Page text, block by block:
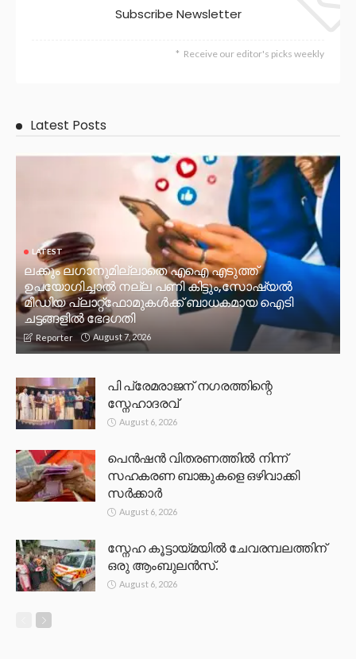
Subscribe Newsletter
Receive our editor's picks weekly
Latest Posts
LATEST
ലക്കും ലഗാനുമില്ലാതെ എഐ എടുത്ത്
ഉപയോഗിച്ചാല്‍ നല്ല പണി കിട്ടും,സോഷ്യല്‍
മീഡിയ പ്ലാറ്റ്‌ഫോമുകള്‍ക്ക് ബാധകമായ ഐടി
ചട്ടങ്ങളില്‍ ഭേദഗതി
Reporter August 7, 2026
പി പ്രേമരാജന് നഗരത്തിന്റെ
സ്നേഹാദരവ്
August 6, 2026
പെൻഷൻ വിതരണത്തിൽ നിന്ന്
സഹകരണ ബാങ്കുകളെ ഒഴിവാക്കി
സർക്കാർ
August 6, 2026
സ്നേഹ കൂട്ടായ്മയിൽ ചേവരമ്പലത്തിന്
ഒരു ആംബുലൻസ്.
August 6, 2026